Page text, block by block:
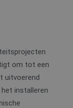
om tot een
uitvoerend
installeren